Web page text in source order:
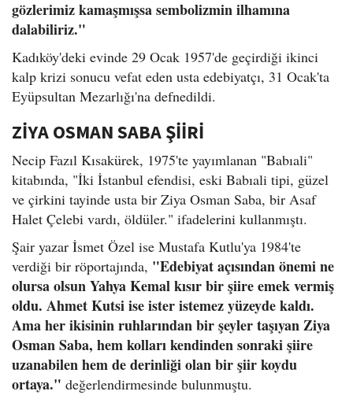
gözlerimiz kamaşmışsa sembolizmin ilhamına
dalabiliriz."
Kadıköy'deki evinde 29 Ocak 1957'de geçirdiği ikinci
kalp krizi sonucu vefat eden usta edebiyatçı, 31 Ocak'ta
Eyüpsultan Mezarlığı'na defnedildi.
ZİYA OSMAN SABA ŞİİRİ
Necip Fazıl Kısakürek, 1975'te yayımlanan "Babıali"
kitabında, "İki İstanbul efendisi, eski Babıali tipi, güzel
ve çirkini tayinde usta bir Ziya Osman Saba, bir Asaf
Halet Çelebi vardı, öldüler." ifadelerini kullanmıştı.
Şair yazar İsmet Özel ise Mustafa Kutlu'ya 1984'te
verdiği bir röportajında, "Edebiyat açısından önemi ne
olursa olsun Yahya Kemal kısır bir şiire emek vermiş
oldu. Ahmet Kutsi ise ister istemez yüzeyde kaldı.
Ama her ikisinin ruhlarından bir şeyler taşıyan Ziya
Osman Saba, hem kolları kendinden sonraki şiire
uzanabilen hem de derinliği olan bir şiir koydu
ortaya." değerlendirmesinde bulunmuştu.